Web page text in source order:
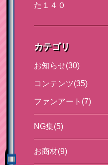
た１４０
カテゴリ
お知らせ(30)
コンテンツ(35)
ファンアート(7)
NG集(5)
お商材(9)